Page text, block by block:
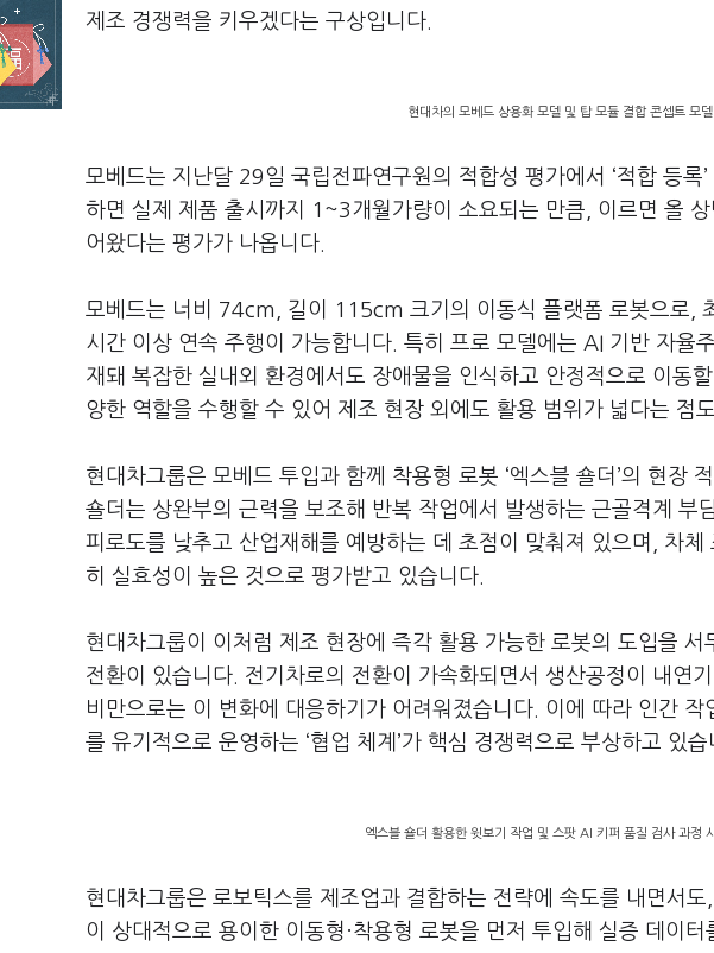
제조 경쟁력을 키우겠다는 구상입니다.
현대차의 모베드 상용화 모델 및 탑 모듈 결합 콘셉트 모
모베드는 지난달 29일 국립전파연구원의 적합성 평가에서 ‘적합 등
하면 실제 제품 출시까지 1~3개월가량이 소요되는 만큼, 이르면 올
어왔다는 평가가 나옵니다.
모베드는 너비 74cm, 길이 115cm 크기의 이동식 플랫폼 로봇으로,
시간 이상 연속 주행이 가능합니다. 특히 프로 모델에는 AI 기반 자율
재돼 복잡한 실내외 환경에서도 장애물을 인식하고 안정적으로 이동
양한 역할을 수행할 수 있어 제조 현장 외에도 활용 범위가 넓다는 점
현대차그룹은 모베드 투입과 함께 착용형 로봇 ‘엑스블 숄더’의 현장
숄더는 상완부의 근력을 보조해 반복 작업에서 발생하는 근골격계 부
피로도를 낮추고 산업재해를 예방하는 데 초점이 맞춰져 있으며, 차
히 실효성이 높은 것으로 평가받고 있습니다.
현대차그룹이 이처럼 제조 현장에 즉각 활용 가능한 로봇의 도입을
전환이 있습니다. 전기차로의 전환이 가속화되면서 생산공정이 내연
비만으로는 이 변화에 대응하기가 어려워졌습니다. 이에 따라 인간
를 유기적으로 운영하는 ‘협업 체계’가 핵심 경쟁력으로 부상하고 있습
엑스블 숄더 활용한 윗보기 작업 및 스팟 AI 키퍼 품질 검사 과정
현대차그룹은 로보틱스를 제조업과 결합하는 전략에 속도를 내면서
이 상대적으로 용이한 이동형·착용형 로봇을 먼저 투입해 실증 데이